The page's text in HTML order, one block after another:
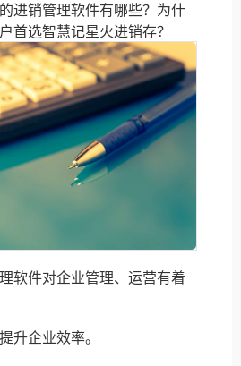
进销管理软件有哪些？为什
首选智慧记星火进销存？
软件对企业管理、运营有着
升企业效率。